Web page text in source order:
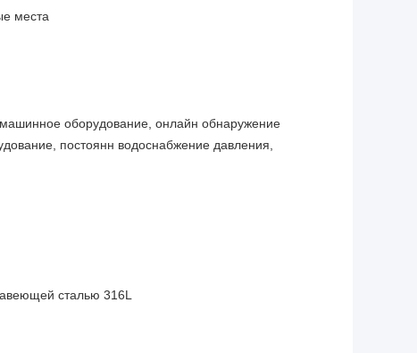
места
оборудование, онлайн обнаружение
постоянн водоснабжение давления,
сталью 316L